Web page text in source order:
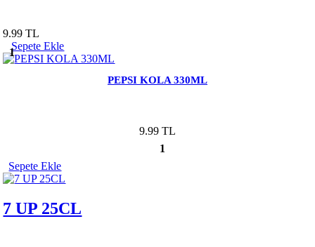
9.99 TL
1
Sepete Ekle
PEPSI KOLA 330ML
9.99 TL
1
Sepete Ekle
7 UP 25CL